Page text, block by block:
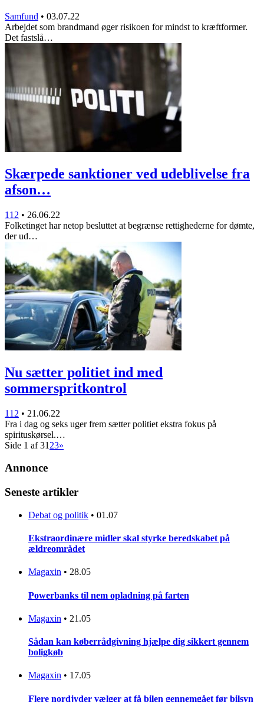
Samfund • 03.07.22
Arbejdet som brandmand øger risikoen for mindst to kræftformer.
Det fastslå…
Skærpede sanktioner ved udeblivelse fra
afson…
112 • 26.06.22
Folketinget har netop besluttet at begrænse rettighederne for dømte,
der ud…
Nu sætter politiet ind med
sommerspritkontrol
112 • 21.06.22
Fra i dag og seks uger frem sætter politiet ekstra fokus på
spirituskørsel.…
Side 1 af 31 23»
Annonce
Seneste artikler
Debat og politik • 01.07
Ekstraordinære midler skal styrke beredskabet på
ældreområdet
Magaxin • 28.05
Powerbanks til nem opladning på farten
Magaxin • 21.05
Sådan kan køberrådgivning hjælpe dig sikkert gennem
boligkøb
Magaxin • 17.05
Flere nordjyder vælger at få bilen gennemgået før bilsyn